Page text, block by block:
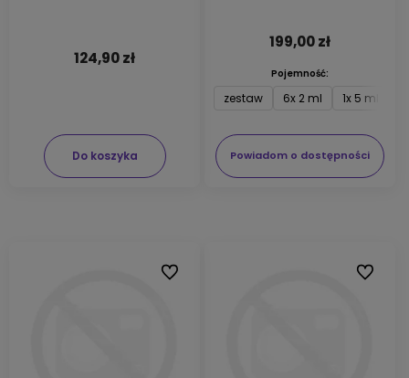
124,90 zł
Do koszyka
199,00 zł
Pojemność:
zestaw 6x 2 ml 1x 5 ml
Powiadom o dostępności
Do ulubionych Do